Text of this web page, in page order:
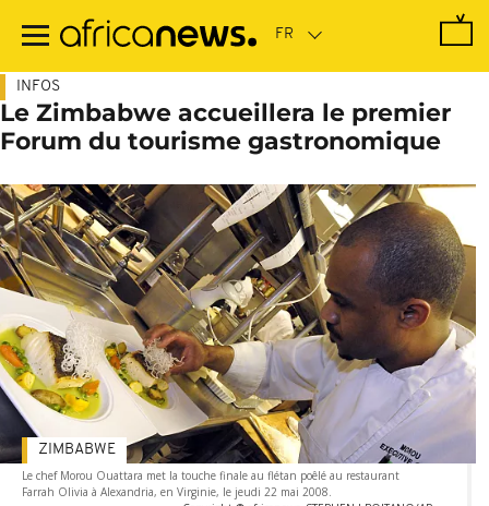
contenu
INFOS
Le Zimbabwe accueillera le premier
Forum du tourisme gastronomique
Le chef Morou Ouattara met la touche finale au flétan poêlé au restaurant
Farrah Olivia à Alexandria, en Virginie, le jeudi 22 mai 2008.
ZIMBABWE